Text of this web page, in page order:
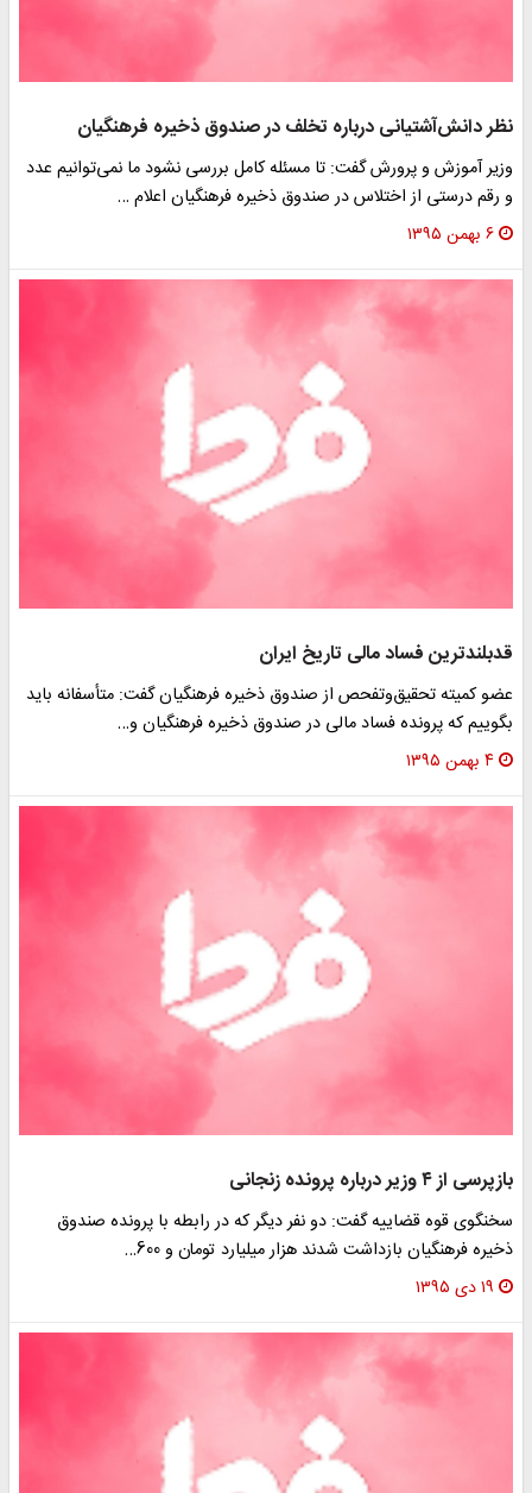
دانش‌آشتیانی درباره تخلف در صندوق ذخیره فرهنگیان
آموزش و پرورش گفت: تا مسئله کامل بررسی نشود ما نمی‌توانیم عدد
رقم درستی از اختلاس در صندوق ذخیره فرهنگیان اعلام …
۶ بهمن ۱۳۹۵
فساد مالی تاریخ ایران
کمیته تحقیق‌وتفحص از صندوق ذخیره فرهنگیان گفت: متأسفانه باید
که پرونده فساد مالی در صندوق ذخیره فرهنگیان و…
۴ بهمن ۱۳۹۵
از ۴ وزیر درباره پرونده زنجانی
قوه قضاییه گفت: دو نفر دیگر که در رابطه با پرونده صندوق
فرهنگیان بازداشت شدند هزار میلیارد تومان و 600…
۱۹ دی ۱۳۹۵